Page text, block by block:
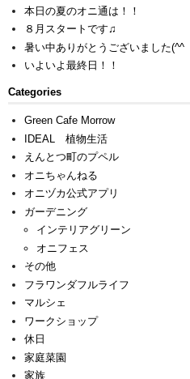
本日の夏のオニ通は！！
８月スタートです♫
暑い中ありがとうございました(^^ゞ
いよいよ最終日！！
Categories
Green Cafe Morrow
IDEAL 植物生活
えんとつ町のプペル
オニちゃんねる
オニヅカ公式アプリ
ガーデニング
インテリアグリーン
オニフェス
その他
フラワンダフルライフ
マルシェ
ワークショップ
休日
家庭菜園
家族